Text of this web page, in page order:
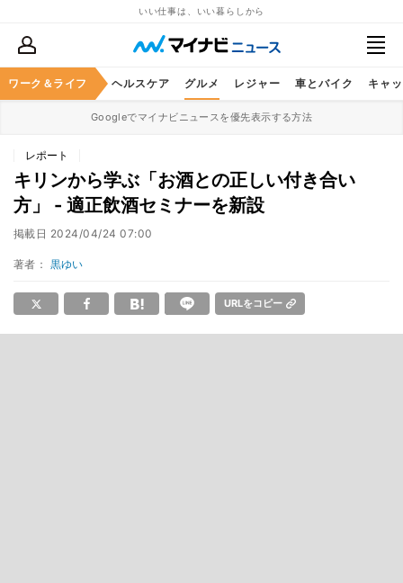
いい仕事は、いい暮らしから
ワーク＆ライフ
マネー 暮らし ヘルスケア グルメ レジャー 車とバイク キャ
Googleでマイナビニュースを優先表示する方法
レポート
キリンから学ぶ「お酒との正しい付き合い
方」 - 適正飲酒セミナーを新設
掲載日 2024/04/24 07:00
著者： 黒ゆい
URLをコピー